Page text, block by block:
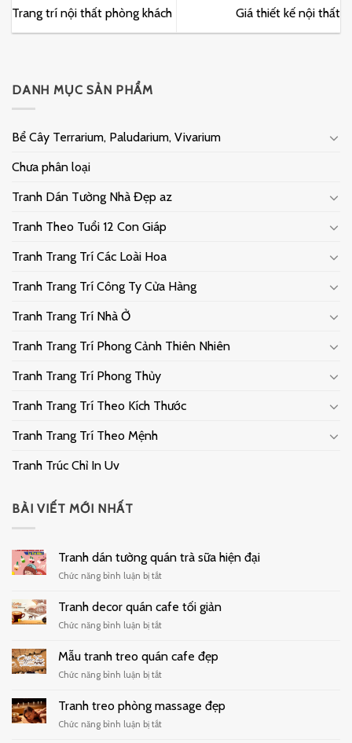
Trang trí nội thất phòng khách Giá thiết kế nội thất
DANH MỤC SẢN PHẨM
Bể Cây Terrarium, Paludarium, Vivarium
Chưa phân loại
Tranh Dán Tường Nhà Đẹp az
Tranh Theo Tuổi 12 Con Giáp
Tranh Trang Trí Các Loài Hoa
Tranh Trang Trí Công Ty Cửa Hàng
Tranh Trang Trí Nhà Ở
Tranh Trang Trí Phong Cảnh Thiên Nhiên
Tranh Trang Trí Phong Thủy
Tranh Trang Trí Theo Kích Thước
Tranh Trang Trí Theo Mệnh
Tranh Trúc Chỉ In Uv
BÀI VIẾT MỚI NHẤT
Tranh dán tường quán trà sữa hiện đại
Chức năng bình luận bị tắtở
dán
tường
quán
sữa
đại
Tranh decor quán cafe tối giản
Chức năng bình luận bị tắtở
decor
quán
cafe
giản
Mẫu tranh treo quán cafe đẹp
Chức năng bình luận bị tắtở
treo
quán
Tranh treo phòng massage đẹp
Chức năng bình luận bị tắtở